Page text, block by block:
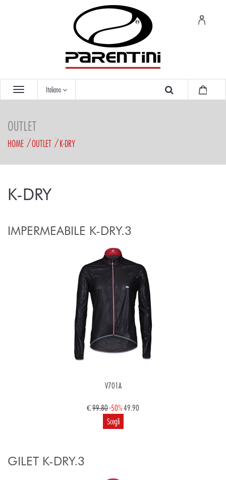
Italiano
OUTLET
HOME OUTLET K-DRY
K-DRY
IMPERMEABILE K-DRY.3
V701A
€99.80-50%49.90
Scegli
GILET K-DRY.3